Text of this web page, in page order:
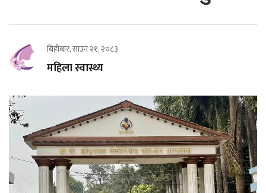
बिहीबार, साउन २१, २०८३
महिला स्वास्थ्य